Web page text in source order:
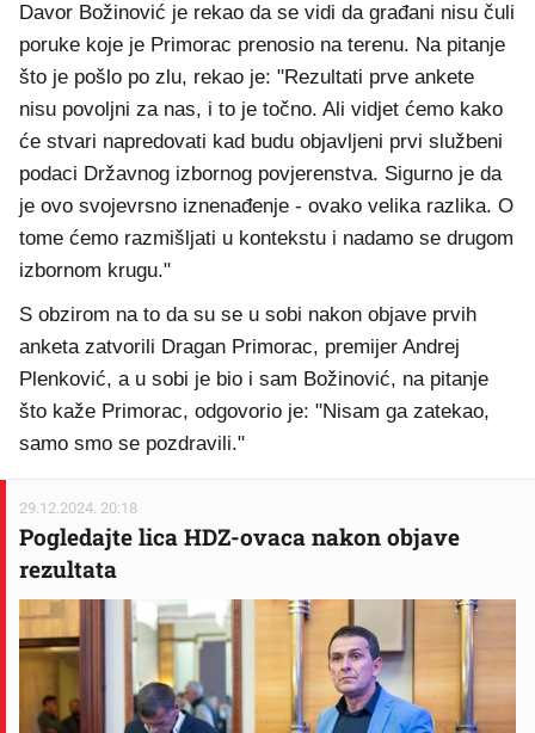
Davor Božinović je rekao da se vidi da građani nisu čuli
poruke koje je Primorac prenosio na terenu. Na pitanje
što je pošlo po zlu, rekao je: "Rezultati prve ankete
nisu povoljni za nas, i to je točno. Ali vidjet ćemo kako
će stvari napredovati kad budu objavljeni prvi službeni
podaci Državnog izbornog povjerenstva. Sigurno je da
je ovo svojevrsno iznenađenje - ovako velika razlika. O
tome ćemo razmišljati u kontekstu i nadamo se drugom
izbornom krugu."
S obzirom na to da su se u sobi nakon objave prvih
anketa zatvorili Dragan Primorac, premijer Andrej
Plenković, a u sobi je bio i sam Božinović, na pitanje
što kaže Primorac, odgovorio je: "Nisam ga zatekao,
samo smo se pozdravili."
29.12.2024. 20:18
Pogledajte lica HDZ-ovaca nakon objave
rezultata